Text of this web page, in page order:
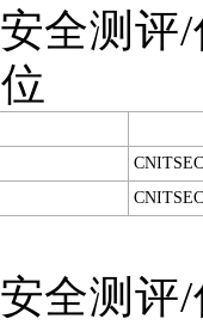
全测评
全测评